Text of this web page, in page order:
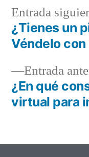
Entrada
¿En qué
virtual para
Entrada
¿Tienes un
Véndelo